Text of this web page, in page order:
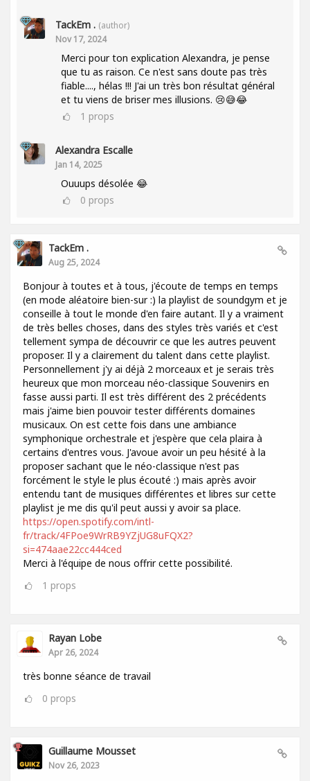
TackEm . (author)
Nov 17, 2024
Merci pour ton explication Alexandra, je pense
que tu as raison. Ce n'est sans doute pas très
fiable...., hélas !!! J'ai un très bon résultat général
et tu viens de briser mes illusions. 😢😅😂
1 props
Alexandra Escalle
Jan 14, 2025
Ouuups désolée 😂
0 props
TackEm .
Aug 25, 2024
Bonjour à toutes et à tous, j'écoute de temps en temps
(en mode aléatoire bien-sur :) la playlist de soundgym et je
conseille à tout le monde d'en faire autant. Il y a vraiment
de très belles choses, dans des styles très variés et c'est
tellement sympa de découvrir ce que les autres peuvent
proposer. Il y a clairement du talent dans cette playlist.
Personnellement j'y ai déjà 2 morceaux et je serais très
heureux que mon morceau néo-classique Souvenirs en
fasse aussi parti. Il est très différent des 2 précédents
mais j'aime bien pouvoir tester différents domaines
musicaux. On est cette fois dans une ambiance
symphonique orchestrale et j'espère que cela plaira à
certains d'entres vous. J'avoue avoir un peu hésité à la
proposer sachant que le néo-classique n'est pas
forcément le style le plus écouté :) mais après avoir
entendu tant de musiques différentes et libres sur cette
playlist je me dis qu'il peut aussi y avoir sa place.
https://open.spotify.com/intl-
fr/track/4FPoe9WrRB9YZjUG8uFQX2?
si=474aae22cc444ced
Merci à l'équipe de nous offrir cette possibilité.
1 props
Rayan Lobe
Apr 26, 2024
très bonne séance de travail
0 props
Guillaume Mousset
Nov 26, 2023